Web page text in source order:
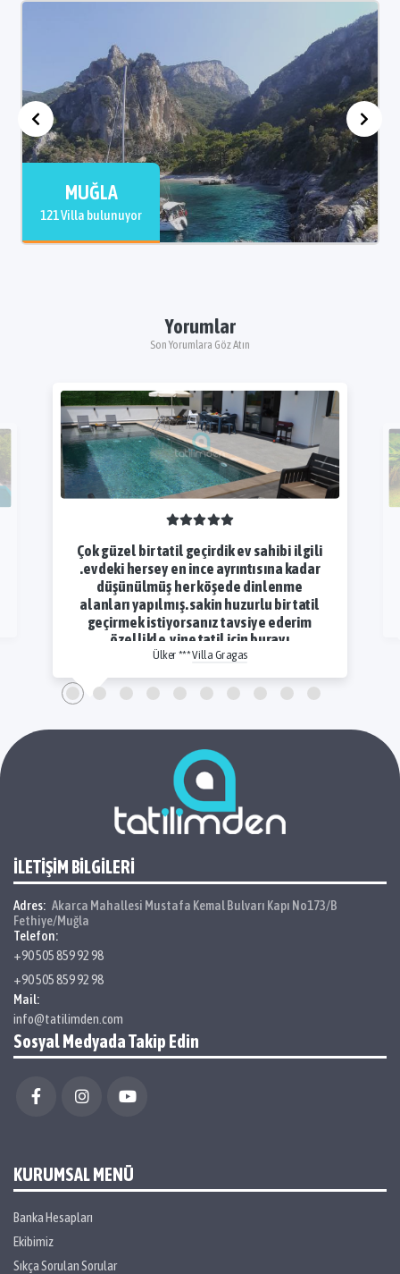
MUĞLA
121 Villa bulunuyor
Yorumlar
Son Yorumlara Göz Atın
Çok güzel bir tatil geçirdik ev sahibi ilgili
.evdeki hersey en ince ayrıntısına kadar
düşünülmüş her köşede dinlenme
alanları yapılmış.sakin huzurlu bir tatil
geçirmek istiyorsanız tavsiye ederim
özellikle.yine tatil için burayı
düşünürüm kesinlikle.kendinizi rahat ve
evinizde gibi hissedebilirsiniz.eksik bir
şey varsada hemen yardımcı olup o
memnun kaldık özellikle kap kaçak
fazla fazla.en önemlisi hersey tertemiz.
İçiniz rahatlıkla güvenli bir sekilde
kalabilirsiniz herkese tavsiye ederim
Ülker ***Villa Gragas
İLETİŞİM BİLGİLERİ
Adres: Akarca Mahallesi Mustafa Kemal Bulvarı Kapı No173/B
Fethiye/Muğla
Telefon:
+90 505 859 92 98
+90 505 859 92 98
Mail:
info@tatilimden.com
Sosyal Medyada Takip Edin
KURUMSAL MENÜ
Banka Hesapları
Ekibimiz
Sıkça Sorulan Sorular